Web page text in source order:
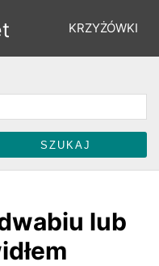
KRZYŻÓWKI
ŁAMIGŁÓWKI
lub